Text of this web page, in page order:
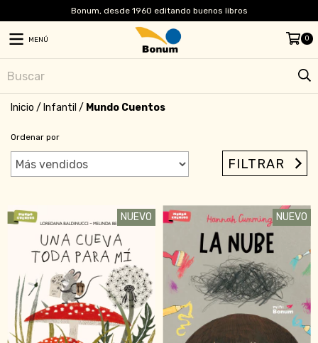
Bonum, desde 1960 editando buenos libros
MENÚ 0
Inicio / Infantil / Mundo Cuentos
Ordenar por
FILTRAR
NUEVO NUEVO